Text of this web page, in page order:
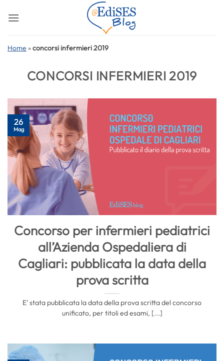
Home »concorsi infermieri 2019
CONCORSI INFERMIERI 2019
Concorso per infermieri pediatrici
all’Azienda Ospedaliera di
Cagliari: pubblicata la data della
prova scritta
E’ stata pubblicata la data della prova scritta del concorso
unificato, per titoli ed esami, [...]
26
Mag